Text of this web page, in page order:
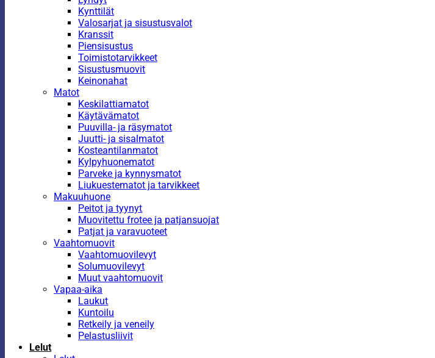
Kynttilät
Valosarjat ja sisustusvalot
Kranssit
Piensisustus
Toimistotarvikkeet
Sisustusmuovit
Keinonahat
Matot
Keskilattiamatot
Käytävämatot
Puuvilla- ja räsymatot
Juutti- ja sisalmatot
Kosteantilanmatot
Kylpyhuonematot
Parveke ja kynnysmatot
Liukuestematot ja tarvikkeet
Makuuhuone
Peitot ja tyynyt
Muovitettu frotee ja patjansuojat
Patjat ja varavuoteet
Vaahtomuovit
Vaahtomuovilevyt
Solumuovilevyt
Muut vaahtomuovit
Vapaa-aika
Laukut
Kuntoilu
Retkeily ja veneily
Pelastusliivit
Lelut